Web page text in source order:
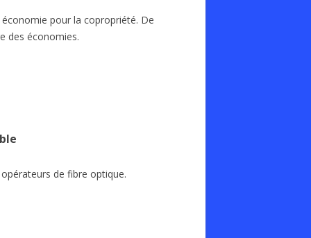
pour la copropriété. De
des économies.
de fibre optique.